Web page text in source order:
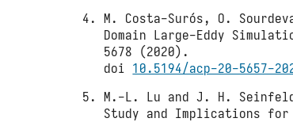
M. Costa-Surós, O.
Domain Large-Eddy
5678 (2020).
doi 10.5194/acp-20-5657-
M.-L. Lu and J. H.
Study and Implications for